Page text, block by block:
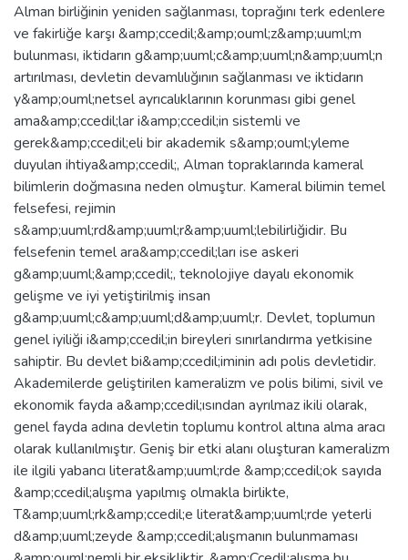
Alman birliğinin yeniden sağlanması, toprağını terk edenlere
ve fakirliğe karşı &amp;ccedil;&amp;ouml;z&amp;uuml;m
bulunması, iktidarın g&amp;uuml;c&amp;uuml;n&amp;uuml;n
artırılması, devletin devamlılığının sağlanması ve iktidarın
y&amp;ouml;netsel ayrıcalıklarının korunması gibi genel
ama&amp;ccedil;lar i&amp;ccedil;in sistemli ve
gerek&amp;ccedil;eli bir akademik s&amp;ouml;yleme
duyulan ihtiya&amp;ccedil;, Alman topraklarında kameral
bilimlerin doğmasına neden olmuştur. Kameral bilimin temel
felsefesi, rejimin
s&amp;uuml;rd&amp;uuml;r&amp;uuml;lebilirliğidir. Bu
felsefenin temel ara&amp;ccedil;ları ise askeri
g&amp;uuml;&amp;ccedil;, teknolojiye dayalı ekonomik
gelişme ve iyi yetiştirilmiş insan
g&amp;uuml;c&amp;uuml;d&amp;uuml;r. Devlet, toplumun
genel iyiliği i&amp;ccedil;in bireyleri sınırlandırma yetkisine
sahiptir. Bu devlet bi&amp;ccedil;iminin adı polis devletidir.
Akademilerde geliştirilen kameralizm ve polis bilimi, sivil ve
ekonomik fayda a&amp;ccedil;ısından ayrılmaz ikili olarak,
genel fayda adına devletin toplumu kontrol altına alma aracı
olarak kullanılmıştır. Geniş bir etki alanı oluşturan kameralizm
ile ilgili yabancı literat&amp;uuml;rde &amp;ccedil;ok sayıda
&amp;ccedil;alışma yapılmış olmakla birlikte,
T&amp;uuml;rk&amp;ccedil;e literat&amp;uuml;rde yeterli
d&amp;uuml;zeyde &amp;ccedil;alışmanın bulunmaması